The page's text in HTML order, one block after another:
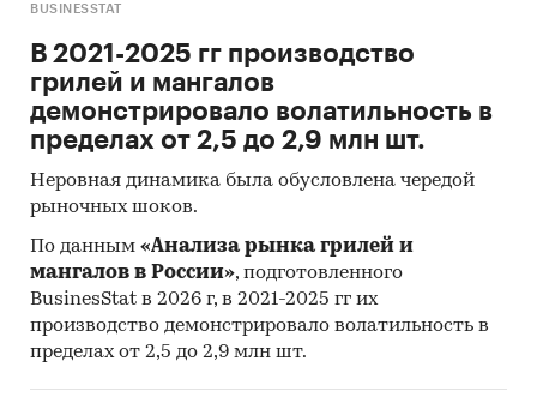
BUSINESSTAT
В 2021-2025 гг производство
грилей и мангалов
демонстрировало волатильность в
пределах от 2,5 до 2,9 млн шт.
Неровная динамика была обусловлена чередой
рыночных шоков.
По данным «Анализа рынка грилей и
мангалов в России», подготовленного
BusinesStat в 2026 г, в 2021-2025 гг их
производство демонстрировало волатильность в
пределах от 2,5 до 2,9 млн шт.